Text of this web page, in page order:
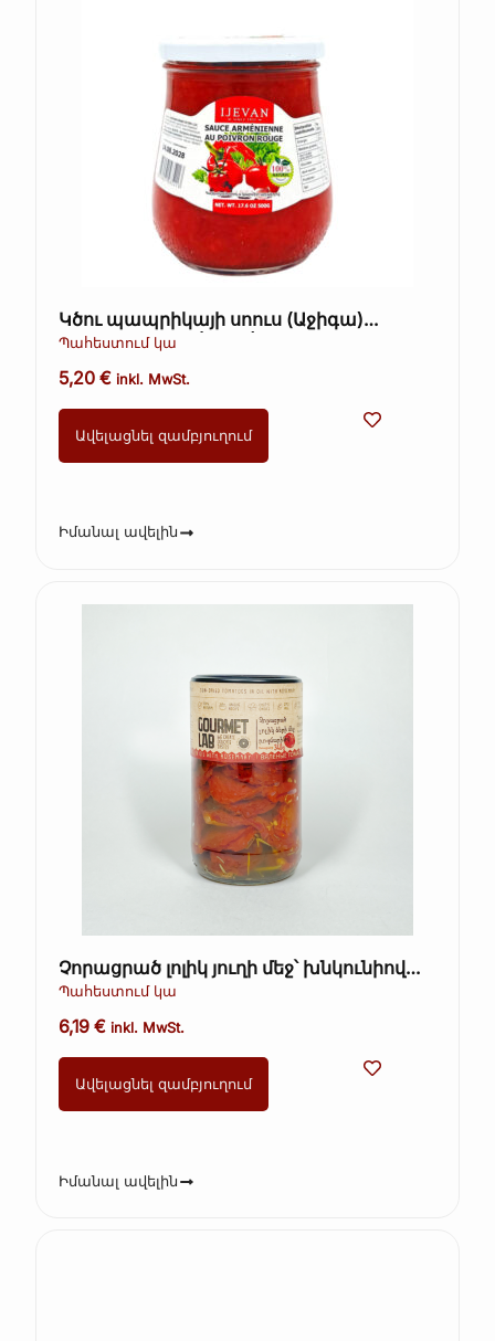
Կծու պապրիկայի սոուս (Աջիգա)
ARTFOOD 260գ (Kopie)
Պահեստում կա
5,20€ inkl. MwSt.
Ավելացնել զամբյուղում
Իմանալ ավելին
Չորացրած լոլիկ յուղի մեջ՝ խնկունիով
Gourmet Lab 340 գ
Պահեստում կա
6,19€ inkl. MwSt.
Ավելացնել զամբյուղում
Իմանալ ավելին